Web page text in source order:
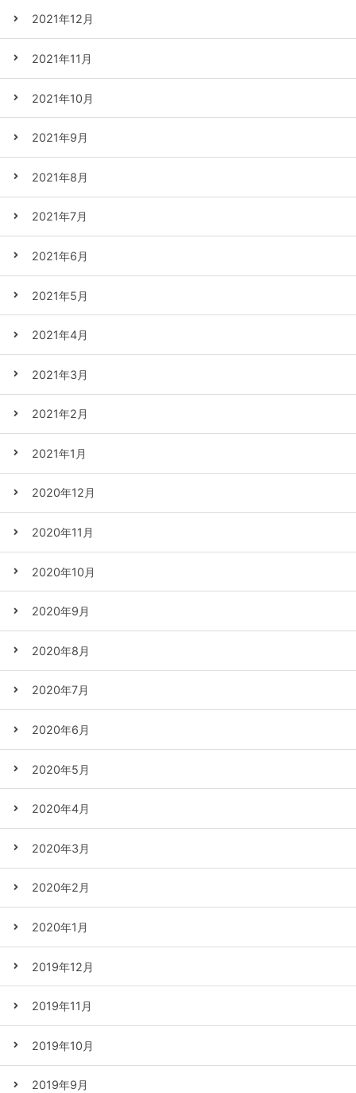
2021年12月
2021年11月
2021年10月
2021年9月
2021年8月
2021年7月
2021年6月
2021年5月
2021年4月
2021年3月
2021年2月
2021年1月
2020年12月
2020年11月
2020年10月
2020年9月
2020年8月
2020年7月
2020年6月
2020年5月
2020年4月
2020年3月
2020年2月
2020年1月
2019年12月
2019年11月
2019年10月
2019年9月